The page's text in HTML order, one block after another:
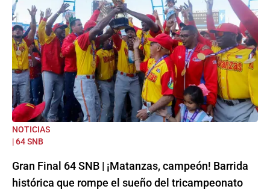
NOTICIAS
| 64 SNB
Gran Final 64 SNB | ¡Matanzas, campeón! Barrida
histórica que rompe el sueño del tricampeonato